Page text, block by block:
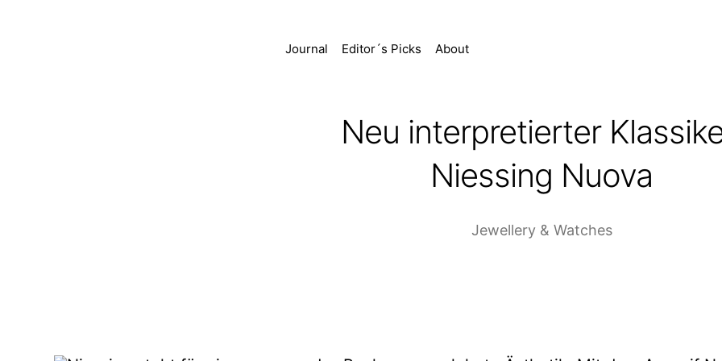
Journal Editor´s Picks About
Neu interpretierter
Niessing Nuova
Jewellery & Watches